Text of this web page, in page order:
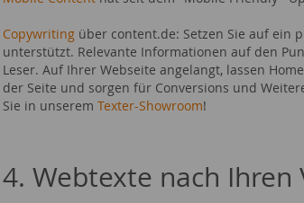
Copywriting über content.de: Setzen Sie auf ein
unterstützt. Relevante Informationen auf den
Leser. Auf Ihrer Webseite angelangt, lassen
der Seite und sorgen für Conversions und
Sie in unserem Texter-Showroom!
4. Webtexte nach Ihren